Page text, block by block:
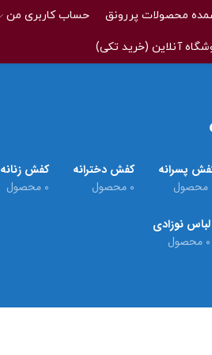
محصولات پررونق حساب کاربری من
آنلاین (خرید تکی)
پسرانه
کفش دخترانه
۰ محصول
کفش زنانه
۰ محصول
لباس نوزادی
۰ محصول